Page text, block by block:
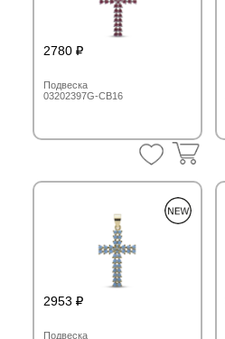
2780
Подвеска
03202397G-CB16
2953
Подвеска